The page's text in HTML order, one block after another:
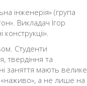
інженерія» (група
Викладач Ігор
Студенти
твердіння та
заняття мають велике
«наживо», а не лише на